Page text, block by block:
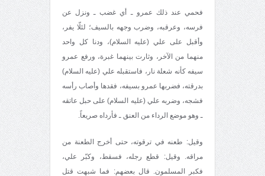
فحمي عند ذلك عمرو ـ أي غضب ـ ونزل عن
فرسه، وعرقبه، وضرب وجهه بالسيف؛ لئلّا يفر،
وأقبل على علي (عليه السلام)، ودنا كل واحد
منهما من الآخر، وثارت بينهما غبرة، ورفع عمرو
سيفه كأنه شعلة نار، فاستقبله علي (عليه السلام)
بدرقته، فضربها عمرو بسيفه، فقدها وأصاب رأسه
فشجه، وضربه علي (عليه السلام) على حبل عاتقه
ـ وهو موضع الرداء من العنق ـ فأرداه صريعاً.
وقيل: طعنه في ترقوته، حتى أخرج الطعنة من
مراقه. وقيل: قطع رجله، فسقط، وكبّر علي،
فكبر المسلمون. قال بعضهم: فما شبهت قتل